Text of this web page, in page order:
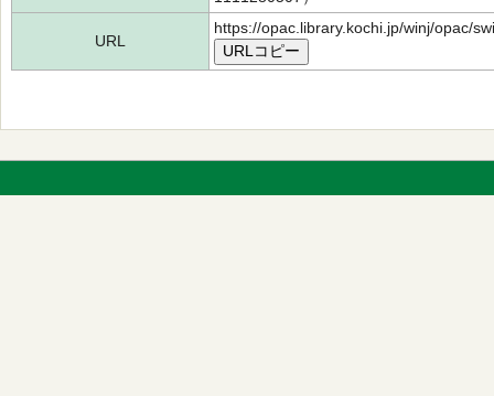
URL
https://opac.library.kochi.jp/winj/opac/
URLコピー